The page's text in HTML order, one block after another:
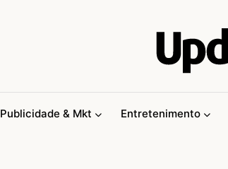
Publicidade & Mkt Entretenimento